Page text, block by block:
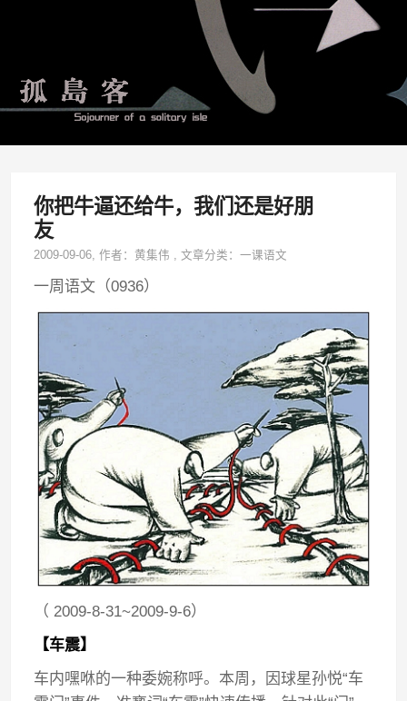
你把牛逼还给牛，我们还是好朋
友
2009-09-06, 作者：黄集伟 ,文章分类：一课语文
一周语文（0936）
（ 2009-8-31~2009-9-6）
【车震】
车内嘿咻的一种委婉称呼。本周，因球星孙悦“车